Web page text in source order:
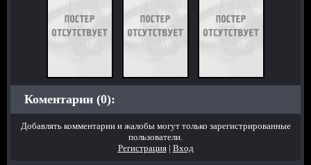
Коментарии (0):
Добавлять комментарии и жалобы могут только зарегистрированные
пользователи.
Регистрация| Вход